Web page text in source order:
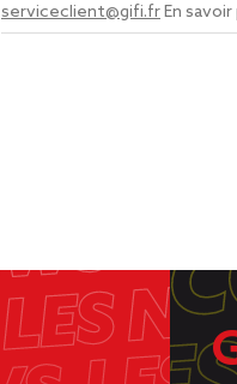
serviceclient@gifi.frEn savoir